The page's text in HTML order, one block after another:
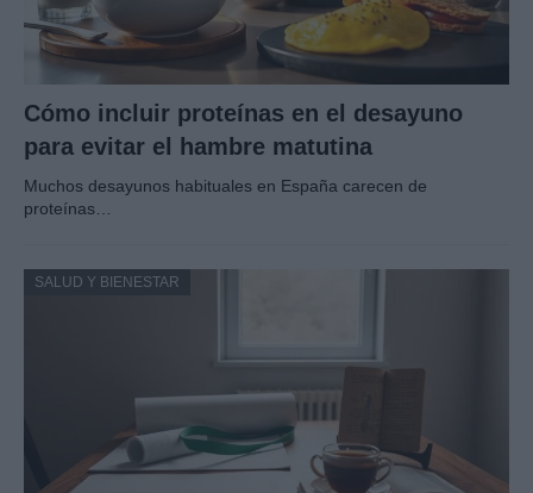
Cómo incluir proteínas en el desayuno
para evitar el hambre matutina
Muchos desayunos habituales en España carecen de
proteínas…
SALUD Y BIENESTAR